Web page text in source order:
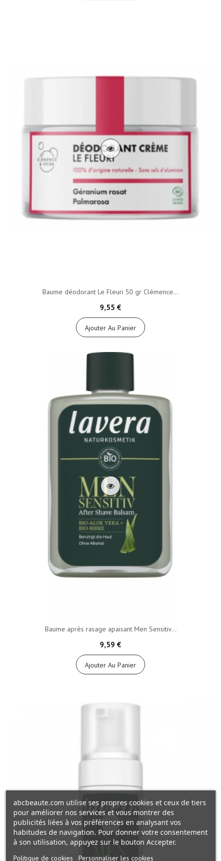
Baume déodorant Le Fleuri 50 gr Clémence...
9,55 €
Ajouter Au Panier
Baume après rasage apaisant Men Sensitiv...
9,59 €
Ajouter Au Panier
abcbeaute.com utilise ses propres cookies et ceux de tiers
pour améliorer nos services et vous montrer des
publicités liées à vos préférences en analysant vos
habitudes de navigation. Pour donner votre consentement
à son utilisation, appuyez sur le bouton Accepter.
Politique de cookies Personnaliser les cookies